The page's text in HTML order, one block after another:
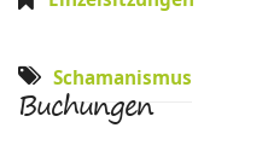
Schamanismus
Buchungen